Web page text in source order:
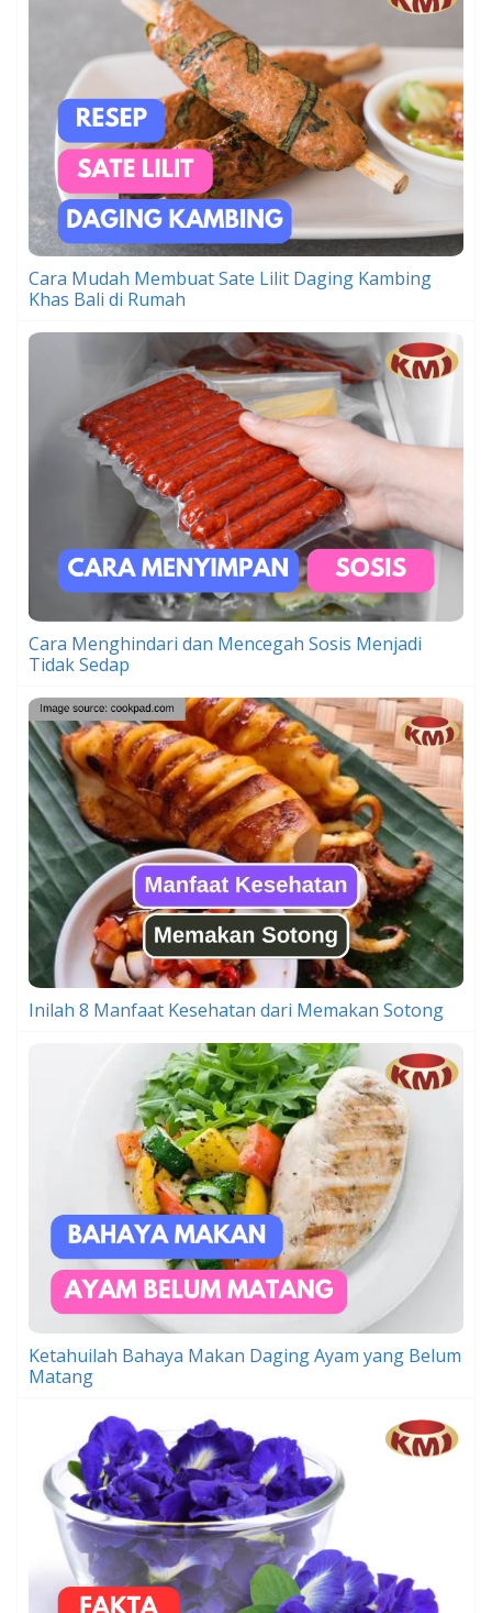
Cara Mudah Membuat Sate Lilit Daging Kambing
Khas Bali di Rumah
Cara Menghindari dan Mencegah Sosis Menjadi
Tidak Sedap
Inilah 8 Manfaat Kesehatan dari Memakan Sotong
Ketahuilah Bahaya Makan Daging Ayam yang Belum
Matang